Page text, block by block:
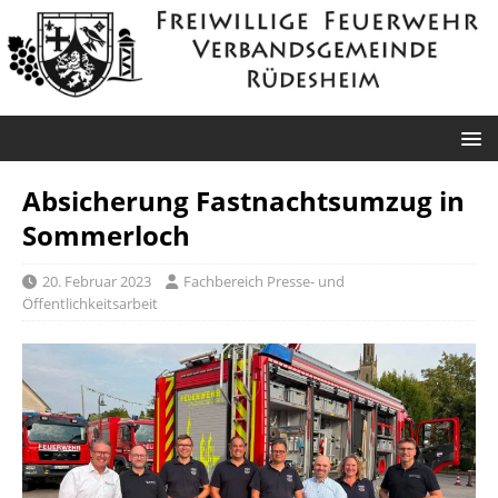
Absicherung Fastnachtsumzug in
Sommerloch
20. Februar 2023
Fachbereich Presse- und
Öffentlichkeitsarbeit